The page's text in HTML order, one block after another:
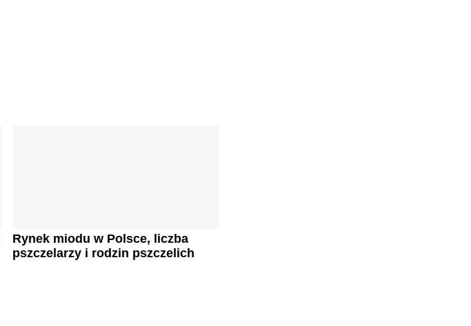
Rynek miodu w Polsce, liczba
pszczelarzy i rodzin pszczelich